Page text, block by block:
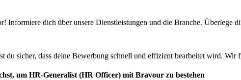
Informiere dich über unsere Dienstleistungen und die Branche. Überlege
du sicher, dass deine Bewerbung schnell und effizient bearbeitet wird. Wir
um HR-Generalist (HR Officer) mit Bravour zu bestehen